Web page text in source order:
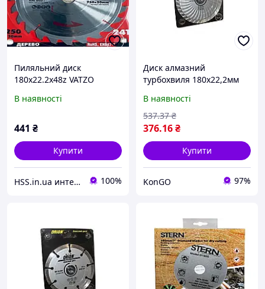
Пиляльний диск
180х22.2х48z VATZO
В наявності
441 ₴
Купити
HSS.in.ua интернет магазин деревообрабатывающего инструмента 100%
Диск алмазний
турбохвиля 180х22,2мм
В наявності
376.16₴
537.37 ₴
Купити
KonGO 97%